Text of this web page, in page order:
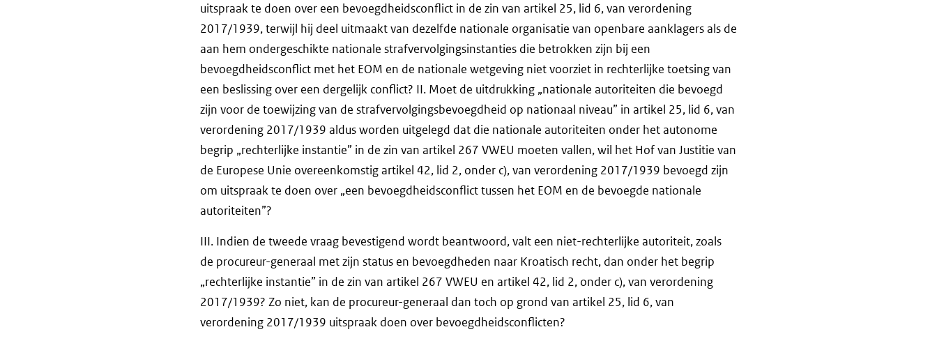
uitspraak te doen over een bevoegdheidsconflict in de zin van artikel 25, lid 6, van verordening
2017/1939, terwijl hij deel uitmaakt van dezelfde nationale organisatie van openbare aanklagers als de
aan hem ondergeschikte nationale strafvervolgingsinstanties die betrokken zijn bij een
bevoegdheidsconflict met het EOM en de nationale wetgeving niet voorziet in rechterlijke toetsing van
een beslissing over een dergelijk conflict? II. Moet de uitdrukking „nationale autoriteiten die bevoegd
zijn voor de toewijzing van de strafvervolgingsbevoegdheid op nationaal niveau” in artikel 25, lid 6, van
verordening 2017/1939 aldus worden uitgelegd dat die nationale autoriteiten onder het autonome
begrip „rechterlijke instantie” in de zin van artikel 267 VWEU moeten vallen, wil het Hof van Justitie van
de Europese Unie overeenkomstig artikel 42, lid 2, onder c), van verordening 2017/1939 bevoegd zijn
om uitspraak te doen over „een bevoegdheidsconflict tussen het EOM en de bevoegde nationale
autoriteiten”?
III. Indien de tweede vraag bevestigend wordt beantwoord, valt een niet-rechterlijke autoriteit, zoals
de procureur-generaal met zijn status en bevoegdheden naar Kroatisch recht, dan onder het begrip
„rechterlijke instantie” in de zin van artikel 267 VWEU en artikel 42, lid 2, onder c), van verordening
2017/1939? Zo niet, kan de procureur-generaal dan toch op grond van artikel 25, lid 6, van
verordening 2017/1939 uitspraak doen over bevoegdheidsconflicten?